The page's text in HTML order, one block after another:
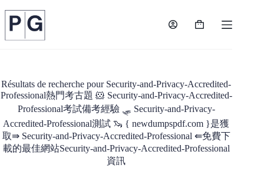
contenu
Panier
Résultats de recherche pour Security-and-Privacy-Accredited-
Professional熱門考古題 🐹 Security-and-Privacy-Accredited-
Professional考試備考經驗 🛷 Security-and-Privacy-
Accredited-Professional測試 🦦 { newdumpspdf.com }是獲
取⇛ Security-and-Privacy-Accredited-Professional ⇚免費下
載的最佳網站Security-and-Privacy-Accredited-Professional
資訊